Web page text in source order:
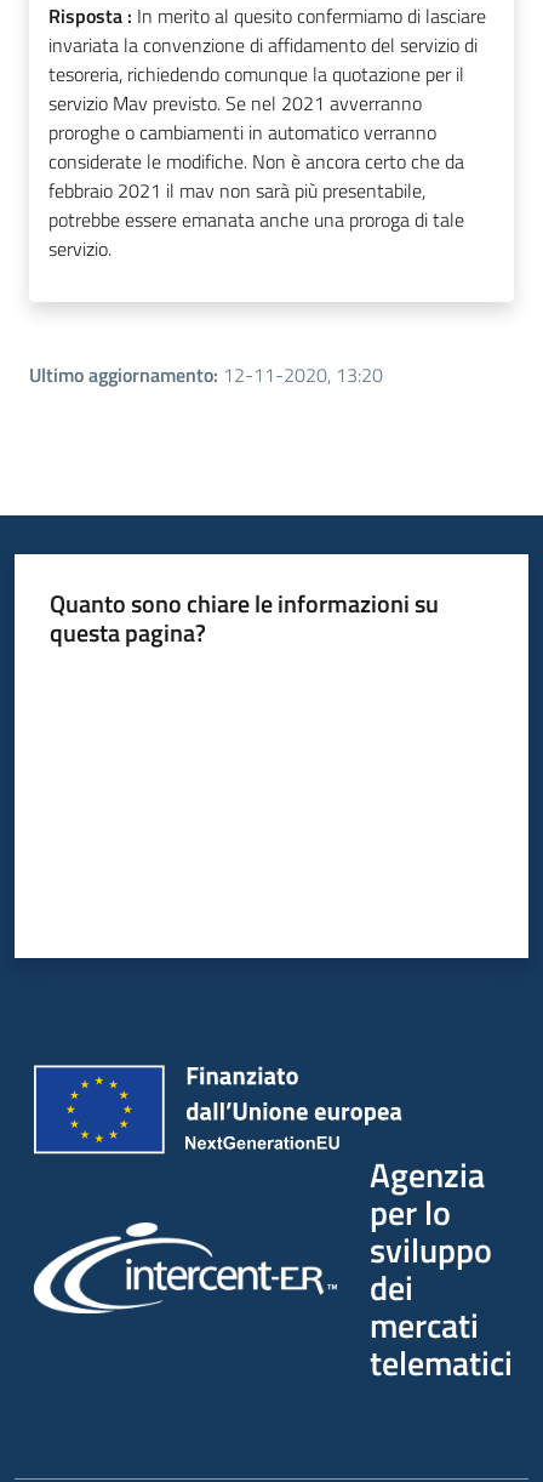
Risposta : In merito al quesito confermiamo di lasciare
invariata la convenzione di affidamento del servizio di
tesoreria, richiedendo comunque la quotazione per il
servizio Mav previsto. Se nel 2021 avverranno
proroghe o cambiamenti in automatico verranno
considerate le modifiche. Non è ancora certo che da
febbraio 2021 il mav non sarà più presentabile,
potrebbe essere emanata anche una proroga di tale
servizio.
Ultimo aggiornamento: 12-11-2020, 13:20
Quanto sono chiare le informazioni su
questa pagina?
Agenzia
per lo
sviluppo
dei
mercati
telematici